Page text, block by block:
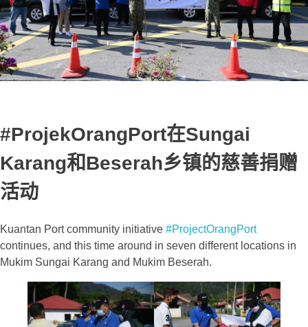
#ProjekOrangPort在Sungai
Karang和Beserah乡镇的慈善捐赠
活动
Kuantan Port community initiative #ProjectOrangPort
continues, and this time around in seven different locations in
Mukim Sungai Karang and Mukim Beserah.